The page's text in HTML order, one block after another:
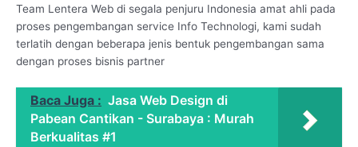
Team Lentera Web di segala penjuru Indonesia amat ahli pada
proses pengembangan service Info Technologi, kami sudah
terlatih dengan beberapa jenis bentuk pengembangan sama
dengan proses bisnis partner
Baca Juga : Jasa Web Design di
Pabean Cantikan - Surabaya : Murah
Berkualitas #1